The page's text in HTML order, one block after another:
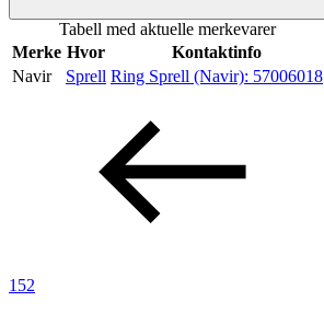
Inspirasjon
Tabell med aktuelle merkevarer
Merke Hvor
Kontaktinfo
Navir
Sprell Ring Sprell (Navir): 57006018
152